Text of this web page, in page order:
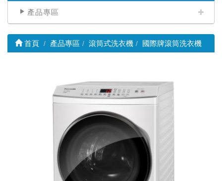
產品專區
首頁 產品專區 滾筒式洗衣機 國際牌滾筒洗衣機